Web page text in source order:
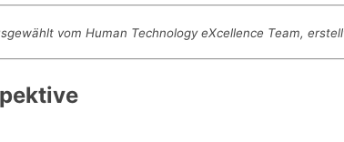
vom Human Technology eXcellence Team,